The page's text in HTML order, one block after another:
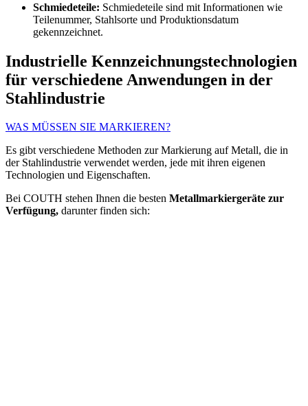
Schmiedeteile: Schmiedeteile sind mit Informationen wie
Teilenummer, Stahlsorte und Produktionsdatum
gekennzeichnet.
Industrielle Kennzeichnungstechnologien
für verschiedene Anwendungen in der
Stahlindustrie
WAS MÜSSEN SIE MARKIEREN?
Es gibt verschiedene Methoden zur Markierung auf Metall, die in
der Stahlindustrie verwendet werden, jede mit ihren eigenen
Technologien und Eigenschaften.
Bei COUTH stehen Ihnen die besten Metallmarkiergeräte zur
Verfügung, darunter finden sich: